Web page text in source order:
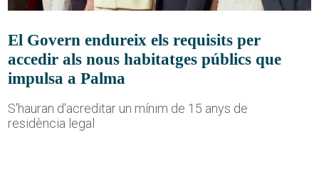
El Govern endureix els requisits per
accedir als nous habitatges públics que
impulsa a Palma
S'hauran d'acreditar un mínim de 15 anys de
residència legal